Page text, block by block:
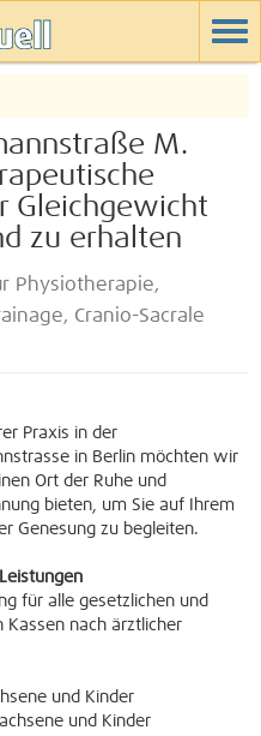
M.
Gleichgewicht
zu erhalten
Physiotherapie,
Cranio-Sacrale
Praxis in der
in Berlin möchten wir
Ort der Ruhe und
bieten, um Sie auf Ihrem
Genesung zu begleiten.
für alle gesetzlichen und
Kassen nach ärztlicher
und Kinder
und Kinder